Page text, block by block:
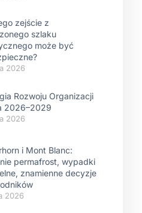
zejście z
szlaku
może być
2026
Rozwoju Organizacji
2026–2029
2026
i Mont Blanc:
permafrost, wypadki
znamienne decyzje
2026